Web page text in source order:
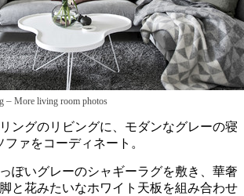
– More living room photos
ングのリビングに、モダンなグレーの寝
ァをコーディネート。
ぽいグレーのシャギーラグを敷き、華奢
と花みたいなホワイト天板を組み合わせ